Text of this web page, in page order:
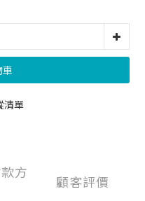
車
清單
方
顧客評價